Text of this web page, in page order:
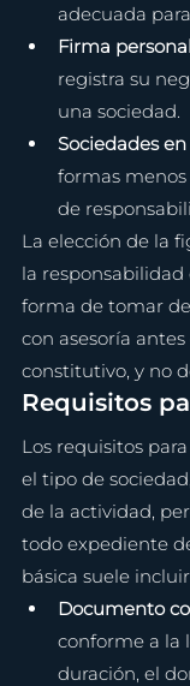
adecuada
Firma
registra su
una sociedad.
Sociedades
formas
de
La elección de la
la responsabilidad
forma de tomar
con asesoría
constitutivo, y no
Requisitos
Los requisitos
el tipo de
de la actividad,
todo expediente
básica suele
Documento
conforme a la
duración, el